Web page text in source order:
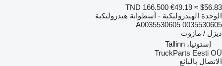
TND 166.500 €49.19 ≈ $56.83
الوحدة الهيدروليكية - أسطوانة هيدروليكية
A0035530605 0035530605
ديزل / مازوت
إستونيا، Tallinn
TruckParts Eesti OÜ
الاتصال بالبائع